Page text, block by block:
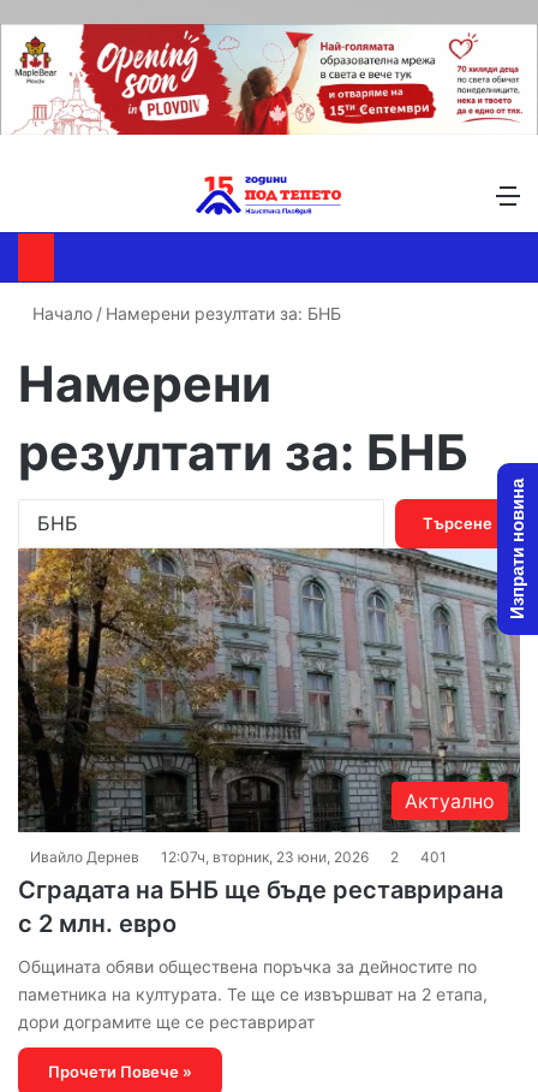
Начало / Намерени резултати за: БНБ
Намерени
резултати за: БНБ
Т
ъ
р
с
е
е
з
а
:
Актуално
Ивайло Дернев 12:07ч, вторник, 23 юни, 2026 2 401
Сградата на БНБ ще бъде реставрирана
с 2 млн. евро
Общината обяви обществена поръчка за дейностите по
паметника на културата. Те ще се извършват на 2 етапа,
дори дограмите ще се реставрират
Прочети Повече »
Изпрати новина